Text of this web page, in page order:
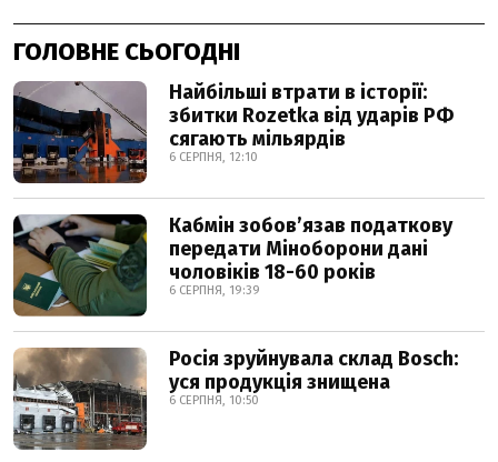
ГОЛОВНЕ СЬОГОДНІ
Найбільші втрати в історії:
збитки Rozetka від ударів РФ
сягають мільярдів
6 СЕРПНЯ, 12:10
Кабмін зобовʼязав податкову
передати Міноборони дані
чоловіків 18-60 років
6 СЕРПНЯ, 19:39
Росія зруйнувала склад Bosch:
уся продукція знищена
6 СЕРПНЯ, 10:50